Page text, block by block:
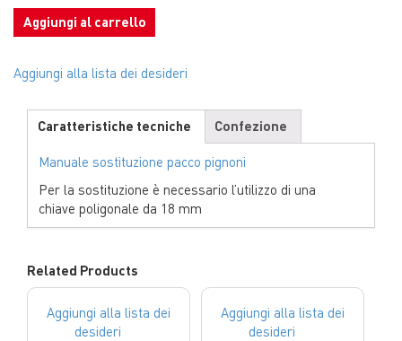
Aggiungi al carrello
Aggiungi alla lista dei desideri
Caratteristiche tecniche
Confezione
Manuale sostituzione pacco pignoni
Per la sostituzione è necessario l’utilizzo di una
chiave poligonale da 18 mm
Related Products
Aggiungi alla lista dei
desideri
Aggiungi alla lista dei
desideri